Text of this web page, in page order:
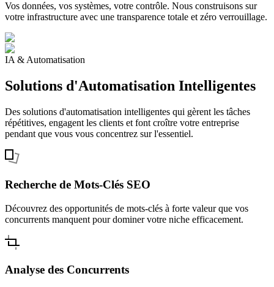
Vos données, vos systèmes, votre contrôle. Nous construisons sur
votre infrastructure avec une transparence totale et zéro verrouillage.
IA & Automatisation
Solutions d'Automatisation Intelligentes
Des solutions d'automatisation intelligentes qui gèrent les tâches
répétitives, engagent les clients et font croître votre entreprise
pendant que vous vous concentrez sur l'essentiel.
Recherche de Mots-Clés SEO
Découvrez des opportunités de mots-clés à forte valeur que vos
concurrents manquent pour dominer votre niche efficacement.
Analyse des Concurrents